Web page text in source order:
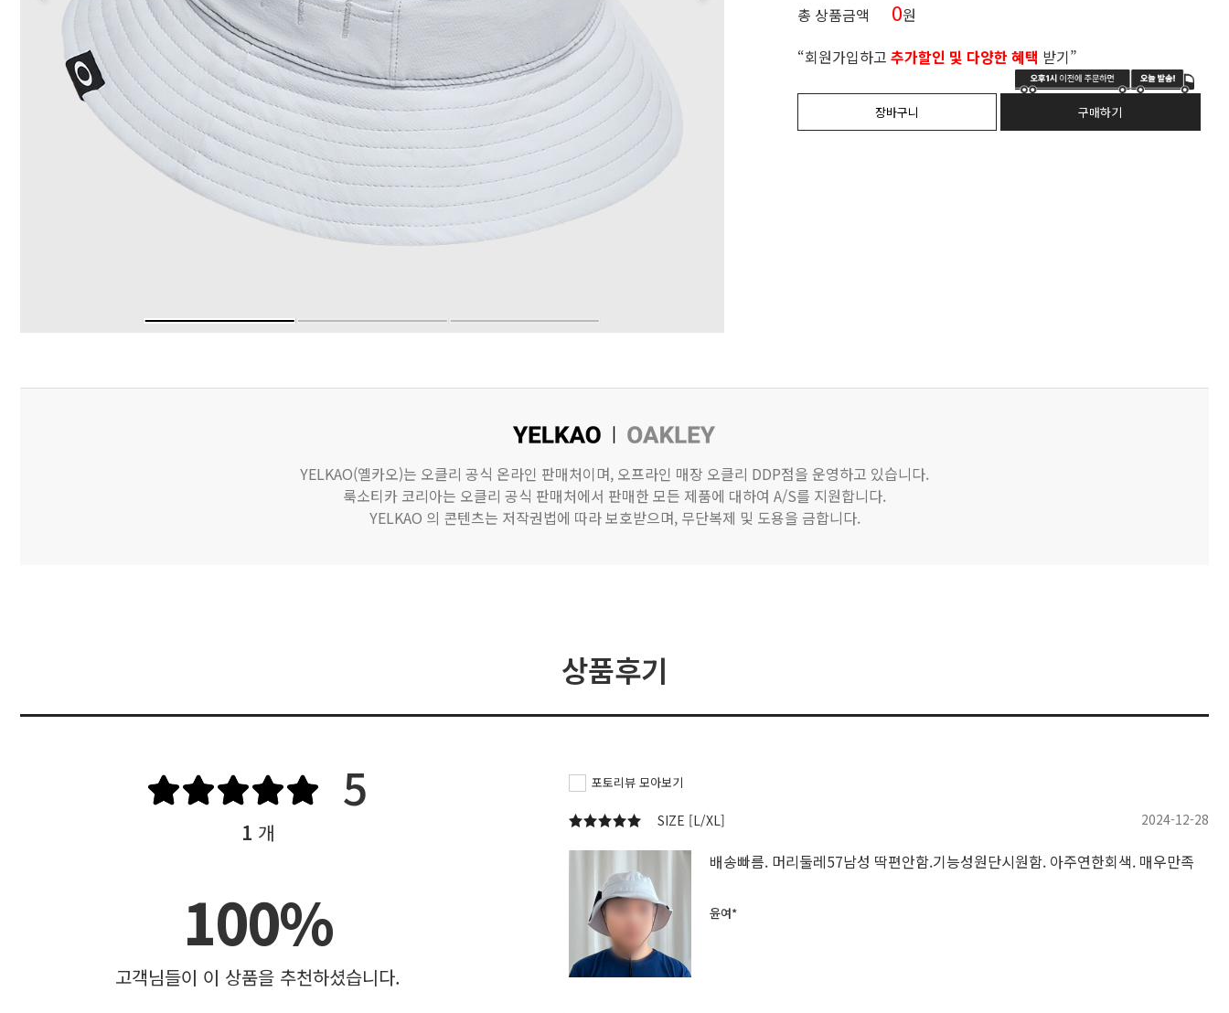
총 상품금액 0원
“회원가입하고 추가할인 및 다양한 혜택 받기”
YELKAO(옐카오)는 오클리 공식 온라인 판매처이며, 오프라인 매장 오클리 DDP점을 운영하고 있습니다.
룩소티카 코리아는 오클리 공식 판매처에서 판매한 모든 제품에 대하여 A/S를 지원합니다.
YELKAO 의 콘텐츠는 저작권법에 따라 보호받으며, 무단복제 및 도용을 금합니다.
상품후기
5
1 개
100%
고객님들이 이 상품을 추천하셨습니다.
포토리뷰 모아보기
SIZE [L/XL] 2024-12-28
배송빠름. 머리둘레57남성 딱편안함.기능성원단시원함. 아주연한회색. 매우만족
윤여*